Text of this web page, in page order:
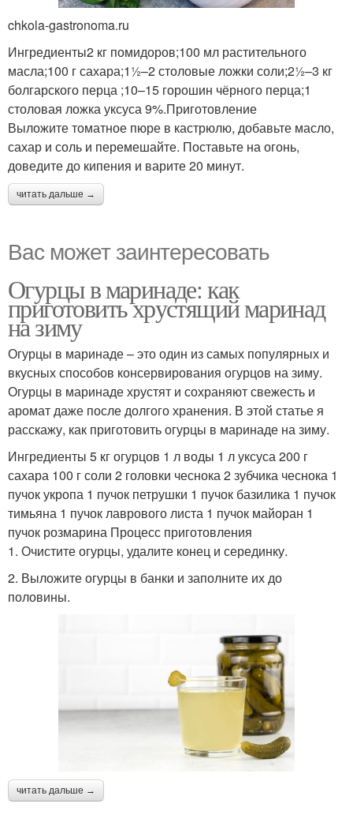
chkola-gastronoma.ru
Ингредиенты2 кг помидоров;100 мл растительного
масла;100 г сахара;1½–2 столовые ложки соли;2½–3 кг
болгарского перца ;10–15 горошин чёрного перца;1
столовая ложка уксуса 9%.Приготовление
Выложите томатное пюре в кастрюлю, добавьте масло,
сахар и соль и перемешайте. Поставьте на огонь,
доведите до кипения и варите 20 минут.
читать дальше →
Вас может заинтересовать
Огурцы в маринаде: как
приготовить хрустящий маринад
на зиму
Огурцы в маринаде – это один из самых популярных и
вкусных способов консервирования огурцов на зиму.
Огурцы в маринаде хрустят и сохраняют свежесть и
аромат даже после долгого хранения. В этой статье я
расскажу, как приготовить огурцы в маринаде на зиму.
Ингредиенты 5 кг огурцов 1 л воды 1 л уксуса 200 г
сахара 100 г соли 2 головки чеснока 2 зубчика чеснока 1
пучок укропа 1 пучок петрушки 1 пучок базилика 1 пучок
тимьяна 1 пучок лаврового листа 1 пучок майоран 1
пучок розмарина Процесс приготовления
1. Очистите огурцы, удалите конец и серединку.
2. Выложите огурцы в банки и заполните их до
половины.
читать дальше →